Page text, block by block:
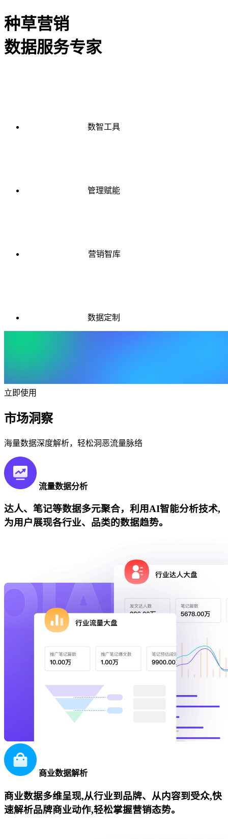
种草营销
数据服务专家
数智工具
管理赋能
营销智库
数据定制
立即使用
市场洞察
海量数据深度解析，轻松洞恶流量脉络
流量数据分析
达人、笔记等数据多元聚合，利用AI智能分析技术,
为用户展现各行业、品类的数据趋势。
商业数据解析
商业数据多维呈现,从行业到品牌、从内容到受众,快
速解析品牌商业动作,轻松掌握营销态势。